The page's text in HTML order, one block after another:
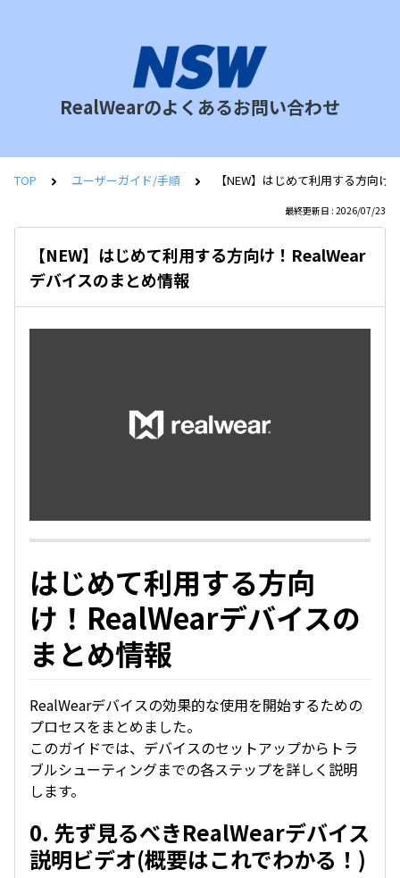
RealWearのよくあるお問い合わせ
TOP ユーザーガイド/手順 【NEW】はじめて利用する方向
最終更新日 : 2026/07/23
【NEW】はじめて利用する方向け！RealWear
デバイスのまとめ情報
はじめて利用する方向
け！RealWearデバイスの
まとめ情報
RealWearデバイスの効果的な使用を開始するための
プロセスをまとめました。
このガイドでは、デバイスのセットアップからトラ
ブルシューティングまでの各ステップを詳しく説明
します。
0. 先ず見るべきRealWearデバイス
説明ビデオ(概要はこれでわかる！)